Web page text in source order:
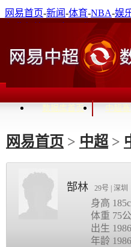
网易首页-新闻-体育-NBA-娱
通行证登录
进入关怀模式
数据库首页 中超
网易首页 > 中超 >
郜林 29号 | 深圳
身高
体重 75
出生
年龄